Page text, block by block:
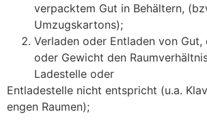
verpacktem Gut in Behältern,
Umzugskartons);
Verladen oder Entladen von Gut,
oder Gewicht den
Ladestelle oder
Entladestelle nicht entspricht (u.a.
engen Raumen);